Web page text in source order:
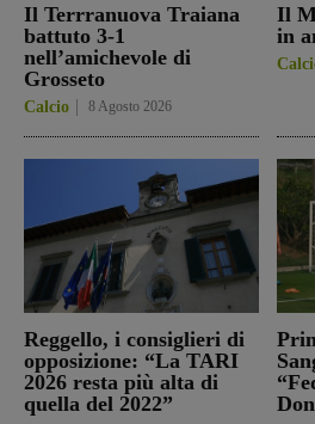
Il Terrranuova Traiana
battuto 3-1
nell’amichevole di
Grosseto
Calcio 8 Agosto 2026
Il
in
Reggello, i consiglieri di
opposizione: “La TARI
2026 resta più alta di
quella del 2022”